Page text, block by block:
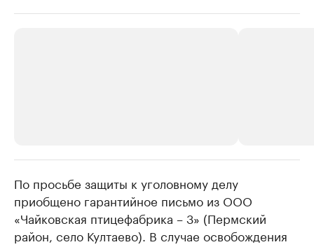
РБК Компании
Крупнейшие производители и
продавцы медийной продукции
Ознакомьтесь с информацией в каталоге
Страховые
Посмотрите в
По просьбе защиты к уголовному делу
приобщено гарантийное письмо из ООО
«Чайковская птицефабрика – 3» (Пермский
район, село Култаево). В случае освобождения